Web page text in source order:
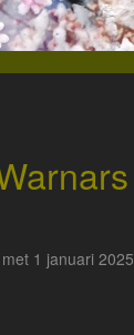
1 januari 2025